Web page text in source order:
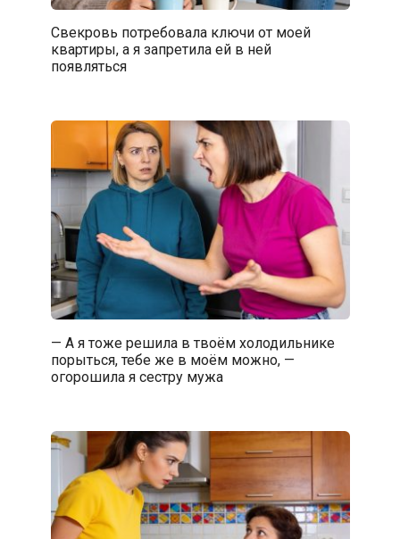
Свекровь потребовала ключи от моей
квартиры, а я запретила ей в ней
появляться
— А я тоже решила в твоём холодильнике
порыться, тебе же в моём можно, —
огорошила я сестру мужа